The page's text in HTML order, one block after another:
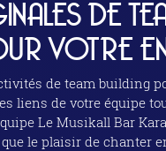
DE
VOTRE
de team building
équipe tout en célébrant la
festif. Rien ne
le plaisir de chanter